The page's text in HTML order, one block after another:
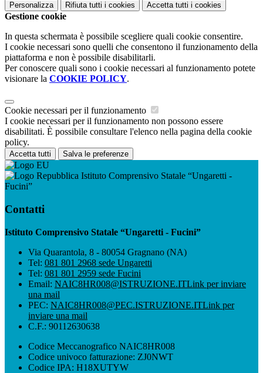
Personalizza Rifiuta tutti i cookies Accetta tutti i cookies
Gestione cookie
In questa schermata è possibile scegliere quali cookie consentire.
I cookie necessari sono quelli che consentono il funzionamento della
piattaforma e non è possibile disabilitarli.
Per conoscere quali sono i cookie necessari al funzionamento potete
visionare la COOKIE POLICY.
Cookie necessari per il funzionamento
I cookie necessari per il funzionamento non possono essere
disabilitati. È possibile consultare l'elenco nella pagina della cookie
policy.
Accetta tutti Salva le preferenze
Istituto Comprensivo Statale “Ungaretti -
Fucini”
Contatti
Istituto Comprensivo Statale “Ungaretti - Fucini”
Via Quarantola, 8 - 80054 Gragnano (NA)
Tel: 081 801 2968 sede Ungaretti
Tel: 081 801 2959 sede Fucini
Email: NAIC8HR008@ISTRUZIONE.ITLink per inviare
una mail
PEC: NAIC8HR008@PEC.ISTRUZIONE.ITLink per
inviare una mail
C.F.: 90112630638
Codice Meccanografico NAIC8HR008
Codice univoco fatturazione: ZJ0NWT
Codice IPA: H18XUTYW